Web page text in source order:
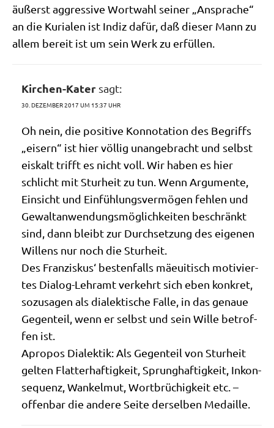
äußerst aggres­si­ve Wort­wahl sei­ner „Anspra­che“
an die Kuria­len ist Indiz dafür, daß die­ser Mann zu
allem bereit ist um sein Werk zu erfüllen.
Kirchen-Kater sagt:
30. DEZEMBER 2017 UM 15:37 UHR
Oh nein, die posi­ti­ve Kon­no­ta­ti­on des Begriffs
„eisern“ ist hier völ­lig unan­ge­bracht und selbst
eis­kalt trifft es nicht voll. Wir haben es hier
schlicht mit Stur­heit zu tun. Wenn Argu­men­te,
Ein­sicht und Ein­füh­lungs­ver­mö­gen feh­len und
Gewalt­an­wen­dungs­mög­lich­kei­ten beschränkt
sind, dann bleibt zur Durch­set­zung des eige­nen
Wil­lens nur noch die Sturheit.
Des Fran­zis­kus‘ besten­falls mäeuitisch moti­vier­
tes Dia­log-Lehr­amt ver­kehrt sich eben kon­kret,
sozu­sa­gen als dia­lek­ti­sche Fal­le, in das genaue
Gegen­teil, wenn er selbst und sein Wil­le betrof­
fen ist.
Apro­pos Dia­lek­tik: Als Gegen­teil von Stur­heit
gel­ten Flat­ter­haf­tig­keit, Sprung­haf­tig­keit, Inkon­
se­quenz, Wan­kel­mut, Wort­brü­chig­keit etc. –
offen­bar die ande­re Sei­te der­sel­ben Medaille.